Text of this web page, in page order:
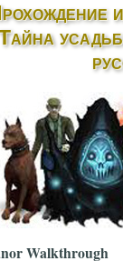
Walkthrough